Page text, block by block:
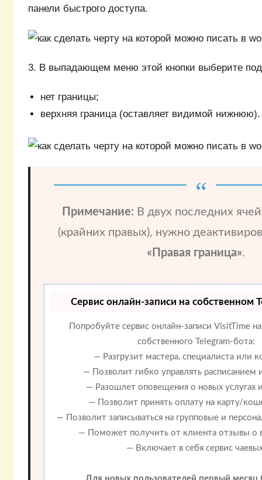
панели быстрого доступа.
3. В выпадающем меню этой кнопки выберите
нет границы;
верхняя граница (оставляет видимой нижнюю).
Примечание: В двух последних
(крайних правых), нужно
«Правая граница».
Сервис онлайн-записи на собственном
Попробуйте сервис онлайн-записи VisitTime
собственного Telegram-бота:
— Разгрузит мастера, специалиста или
— Позволит гибко управлять расписанием
— Разошлет оповещения о новых услугах
— Позволит принять оплату на карту/
— Позволит записываться на групповые и
— Поможет получить от клиента отзывы о
— Включает в себя сервис